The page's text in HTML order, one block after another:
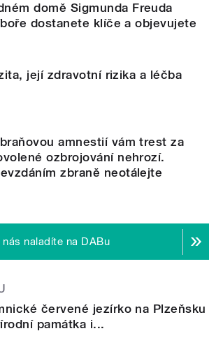
domě Sigmunda Freuda
dostanete klíče a objevujete
její zdravotní rizika a léčba
amnestií vám trest za
ozbrojování nehrozí.
zbraně neotálejte
nás naladíte na DABu
červené jezírko na Plzeňsku
památka i...